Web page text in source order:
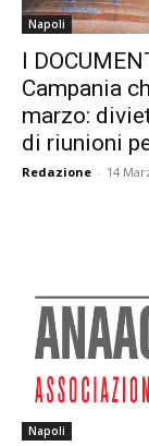
Napoli
I
Campania
marzo:
di riunioni
Redazione - 14
Napoli